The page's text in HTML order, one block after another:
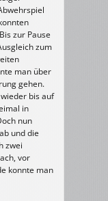
zur Pause
zum
man über
gehen.
bis auf
in
nun
und die
zwei
vor
konnte man